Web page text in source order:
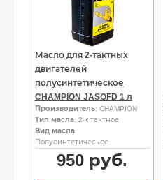
Масло для 2-тактных
двигателей
полусинтетическое
CHAMPION JASOFD 1 л
Производитель: CHAMPION
Тип масла: 2-х тактное
Вид масла:
Полусинтетическое
950 руб.